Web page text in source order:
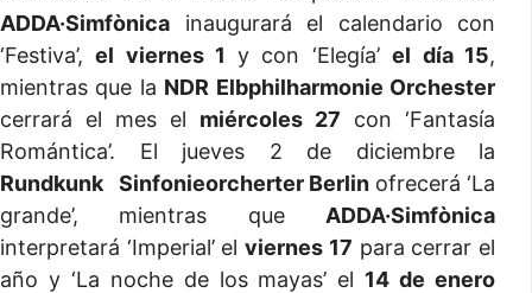
ADDA·Simfònica inaugurará el calendario con
‘Festiva’,el viernes 1 y con ‘Elegía’el día 15,
mientras que la NDR Elbphilharmonie Orchester
cerrará el mes el miércoles 27 con ‘Fantasía
Romántica’. El jueves 2 de diciembre la
Rundkunk Sinfonieorcherter Berlin ofrecerá ‘La
grande’, mientras que ADDA·Simfònica
interpretará ‘Imperial’ elviernes 17 para cerrar el
año y ‘La noche de los mayas’ el 14 de enero